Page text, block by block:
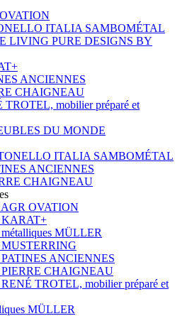
ITALIA SAMBOMÉTAL
LIVING PURE DESIGNS BY
ANCIENNES
CHAIGNEAU
TROTEL, mobilier préparé et
DU MONDE
ITALIA SAMBOMÉTAL
ANCIENNES
CHAIGNEAU
AGR OVATION
KARAT+
MÜLLER
MUSTERRING
PATINES ANCIENNES
PIERRE CHAIGNEAU
TROTEL, mobilier préparé et
MÜLLER